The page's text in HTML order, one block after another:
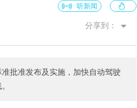
听新闻
分享到：
批准发布及实施，加快自动驾驶